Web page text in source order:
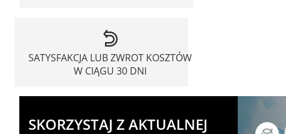
SATYSFAKCJA LUB ZWROT KOSZTÓW
W CIĄGU 30 DNI
SKORZYSTAJ Z AKTUALNEJ